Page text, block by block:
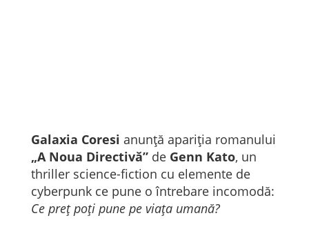
Galaxia Coresi anunță apariția romanului
„A Noua Directivă”de Genn Kato, un
thriller science-fiction cu elemente de
cyberpunk ce pune o întrebare incomodă:
Ce preț poți pune pe viața umană?